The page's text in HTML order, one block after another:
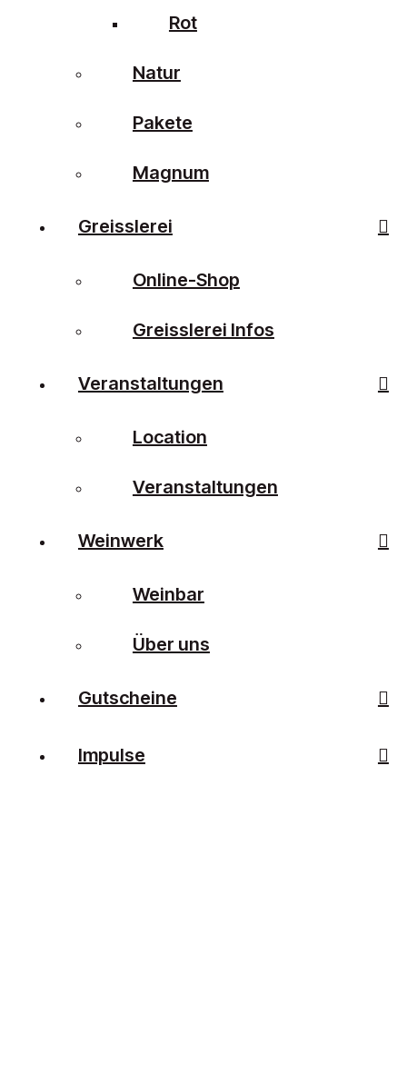
Rot
Natur
Pakete
Magnum
Greisslerei
Online-Shop
Greisslerei Infos
Veranstaltungen
Location
Veranstaltungen
Weinwerk
Weinbar
Über uns
Gutscheine
Impulse